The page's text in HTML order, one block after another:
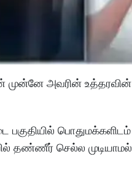
முன்னே அவரின் உத்தரவின்
பொதுமக்களிடம்
தண்ணீர் செல்ல முடியாமல்